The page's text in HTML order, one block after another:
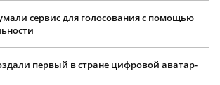
сервис для голосования с помощью
первый в стране цифровой аватар-